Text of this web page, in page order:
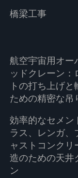
橋梁工事
航空宇宙用オー
ッドクレーン：
トの打ち上げと
ための精密な吊
効率的なセメン
ラス、レンガ、
ャストコンクリ
造のための天井
ン